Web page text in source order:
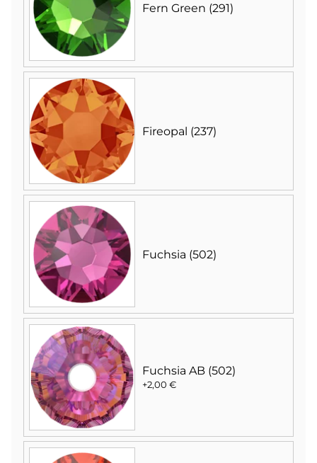
Fern Green (291)
Fireopal (237)
Fuchsia (502)
Fuchsia AB (502)
+2,00 €